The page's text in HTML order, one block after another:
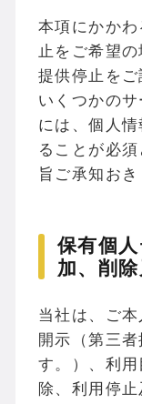
本項にかか
止をご希望
提供停止を
いくつかの
には、個人
ることが必
旨ご承知おき
保有個
加、削
当社は、ご
開示（第三
す。）、利
除、利用停